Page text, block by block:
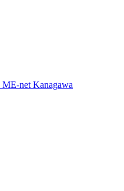
ME-net Kanagawa